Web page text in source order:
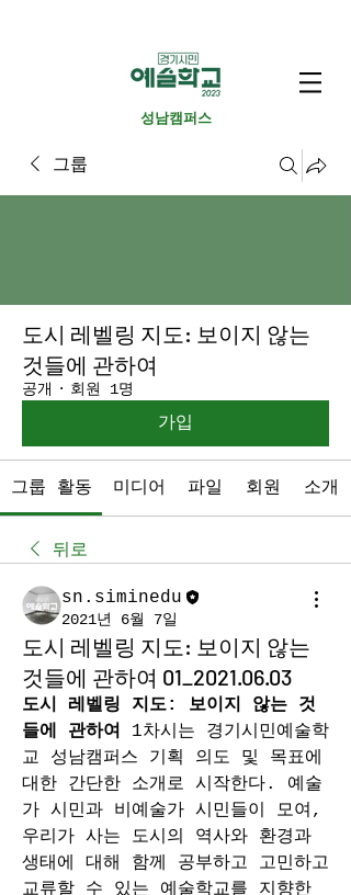
​성남캠퍼스
그룹
도시 레벨링 지도: 보이지 않는
것들에 관하여
공개 · 회원 1명
가입
그룹 활동 미디어 파일 회원 소개
뒤로
sn.siminedu
2021년 6월 7일
도시 레벨링 지도: 보이지 않는
것들에 관하여 01_2021.06.03
도시 레벨링 지도: 보이지 않는 것
들에 관하여
1차시는 경기시민예술학
교 성남캠퍼스 기획 의도 및 목표에
대한 간단한 소개로 시작한다. 예술
가 시민과 비예술가 시민들이 모여,
우리가 사는 도시의 역사와 환경과
생태에 대해 함께 공부하고 고민하고
교류할 수 있는 예술학교를 지향한